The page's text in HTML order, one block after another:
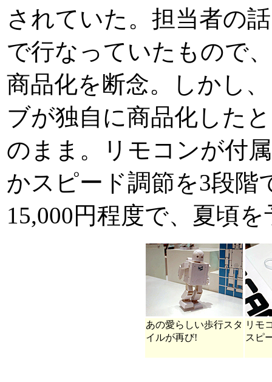
されていた。担当者の
で行なっていたもので
商品化を断念。しかし
ブが独自に商品化した
のまま。リモコンが付
かスピード調節を3段階
15,000円程度で、夏頃
あの愛らしい歩行スタ
イルが再び!
リモ
スピ